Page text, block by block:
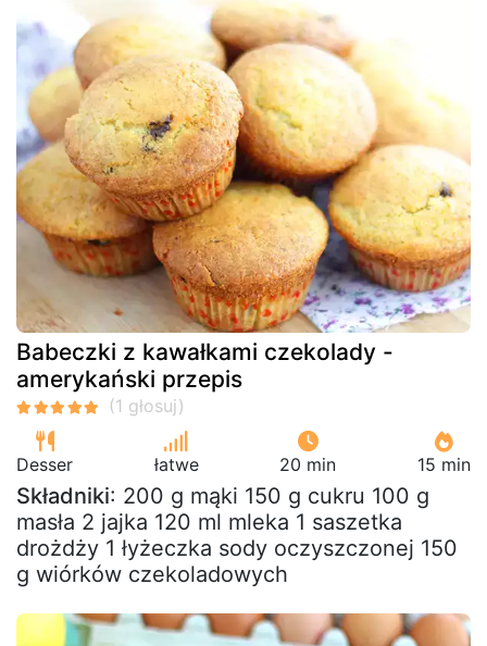
Babeczki z kawałkami czekolady -
amerykański przepis
Desser łatwe 20 min 15 min
Składniki: 200 g mąki 150 g cukru 100 g
masła 2 jajka 120 ml mleka 1 saszetka
drożdży 1 łyżeczka sody oczyszczonej 150
g wiórków czekoladowych